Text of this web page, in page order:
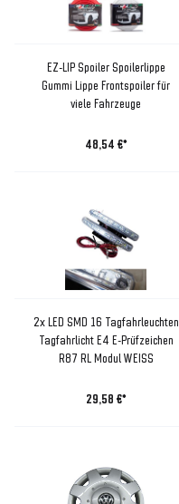
EZ-LIP Spoiler Spoilerlippe
Gummi Lippe Frontspoiler für
viele Fahrzeuge
48,54 €*
2x LED SMD 16 Tagfahrleuchten
Tagfahrlicht E4 E-Prüfzeichen
R87 RL Modul WEISS
29,58 €*